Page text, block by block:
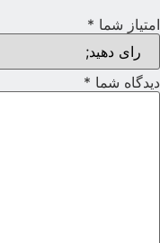
امتیاز شما *
دیدگاه شما *